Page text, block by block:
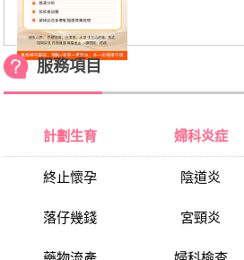
服務項目
計劃生育
終止懷孕
落仔幾錢
婦科炎症
陰道炎
宮頸炎